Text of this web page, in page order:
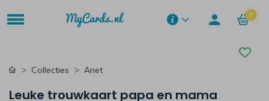
0
Collecties Anet
Leuke trouwkaart papa en mama